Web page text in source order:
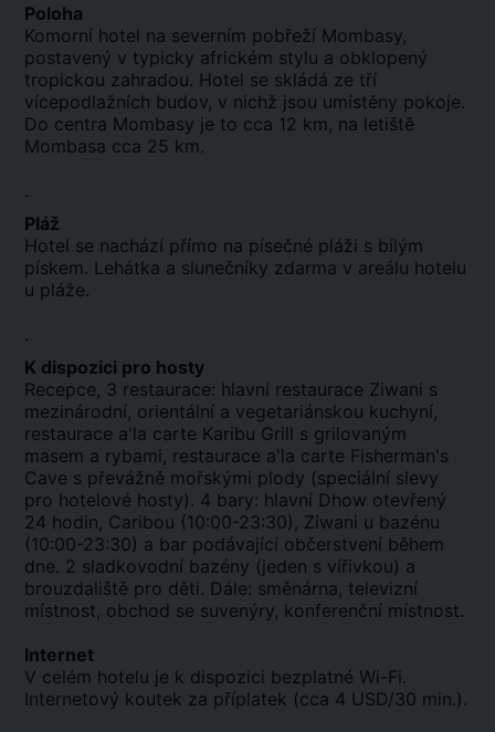
Poloha
Komorní hotel na severním pobřeží Mombasy,
postavený v typicky africkém stylu a obklopený
tropickou zahradou. Hotel se skládá ze tří
vícepodlažních budov, v nichž jsou umístěny pokoje.
Do centra Mombasy je to cca 12 km, na letiště
Mombasa cca 25 km.
.
Pláž
Hotel se nachází přímo na písečné pláži s bílým
pískem. Lehátka a slunečníky zdarma v areálu hotelu
u pláže.
.
K dispozici pro hosty
Recepce, 3 restaurace: hlavní restaurace Ziwani s
mezinárodní, orientální a vegetariánskou kuchyní,
restaurace a'la carte Karibu Grill s grilovaným
masem a rybami, restaurace a'la carte Fisherman's
Cave s převážně mořskými plody (speciální slevy
pro hotelové hosty). 4 bary: hlavní Dhow otevřený
24 hodin, Caribou (10:00-23:30), Ziwani u bazénu
(10:00-23:30) a bar podávající občerstvení během
dne. 2 sladkovodní bazény (jeden s vířivkou) a
brouzdaliště pro děti. Dále: směnárna, televizní
místnost, obchod se suvenýry, konferenční místnost.
Internet
V celém hotelu je k dispozici bezplatné Wi-Fi.
Internetový koutek za příplatek (cca 4 USD/30 min.).